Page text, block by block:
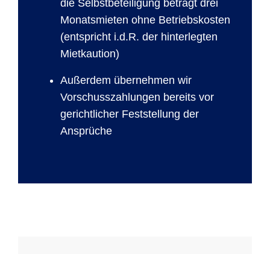
die Selbstbeteiligung beträgt drei
Monatsmieten ohne Betriebskosten
(entspricht i.d.R. der hinterlegten
Mietkaution)
Außerdem übernehmen wir
Vorschusszahlungen bereits vor
gerichtlicher Feststellung der
Ansprüche